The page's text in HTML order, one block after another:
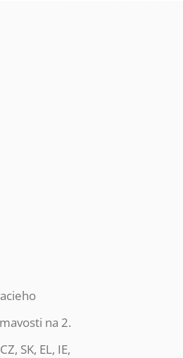
na 2.
SK, EL, IE,